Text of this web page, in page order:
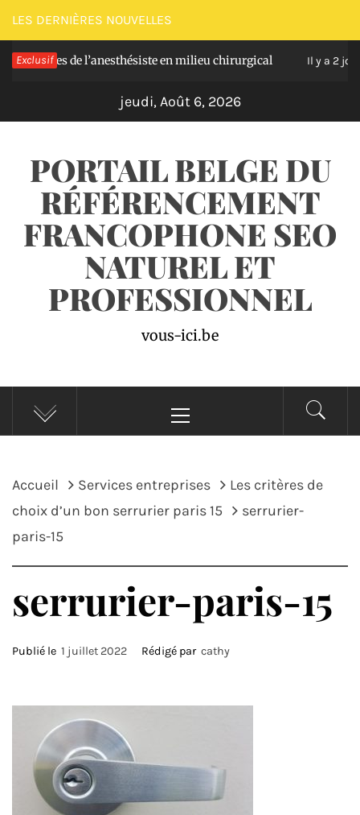
Passer
au
contenu
LES DERNIÈRES NOUVELLES
Exclusifde l’anesthésiste en milieu chirurgical Il y a 2 jours
jeudi, Août 6, 2026
PORTAIL BELGE DU
RÉFÉRENCEMENT
FRANCOPHONE SEO
NATUREL ET
PROFESSIONNEL
vous-ici.be
principal
Accueil Services entreprises
Les critères de
choix d’un bon serrurier paris 15
serrurier-
paris-15
serrurier-paris-15
Publié le 1 juillet 2022 Rédigé par cathy